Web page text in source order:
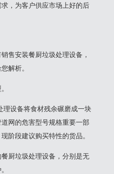
，为客户供应市场上好的后
售安装餐厨垃圾处理设备，
解析。
理设备将食材残余碾磨成一块
网的危害型号规格重要一部
阶段建议购买特性的货品。
厨垃圾处理设备，分别是无